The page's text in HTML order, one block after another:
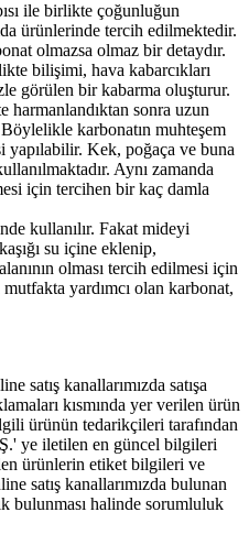
ile birlikte çoğunluğun
ürünlerinde tercih edilmektedir.
olmazsa olmaz bir detaydır.
bilişimi, hava kabarcıkları
görülen bir kabarma oluşturur.
sonra uzun
karbonatın muhteşem
yapılabilir. Kek, poğaça ve buna
Aynı zamanda
için tercihen bir kaç damla
kullanılır. Fakat mideyi
su içine eklenip,
olması tercih edilmesi için
yardımcı olan karbonat,
satış kanallarımızda satışa
kısmında yer verilen ürün
ürünün tedarikçileri tarafından
ye iletilen en güncel bilgileri
ürünlerin etiket bilgileri ve
satış kanallarımızda bulunan
bulunması halinde sorumluluk